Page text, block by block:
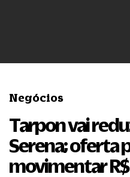
Negócios
Tarpon vai
Serena; oferta
movimentar